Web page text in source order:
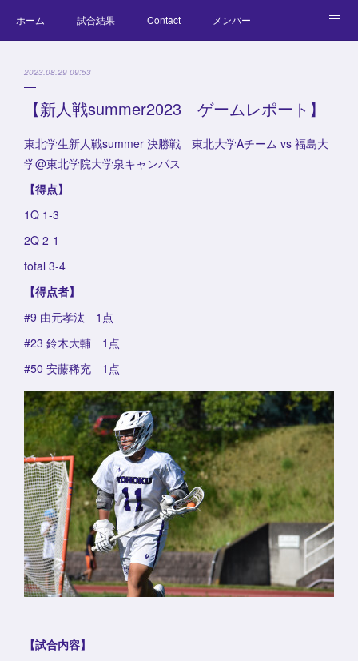
ホーム 試合結果 Contact メンバー
2023.08.29 09:53
【新人戦summer2023 ゲームレポート】
東北学生新人戦summer 決勝戦 東北大学Aチーム vs 福島大
学@東北学院大学泉キャンパス
【得点】
1Q 1-3
2Q 2-1
total 3-4
【得点者】
#9 由元孝汰 1点
#23 鈴木大輔 1点
#50 安藤稀充 1点
【試合内容】